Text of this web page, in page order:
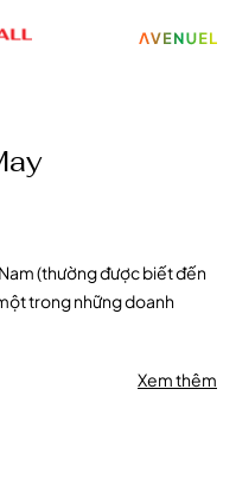
(thường được biết đến
trong những doanh
Xem thêm